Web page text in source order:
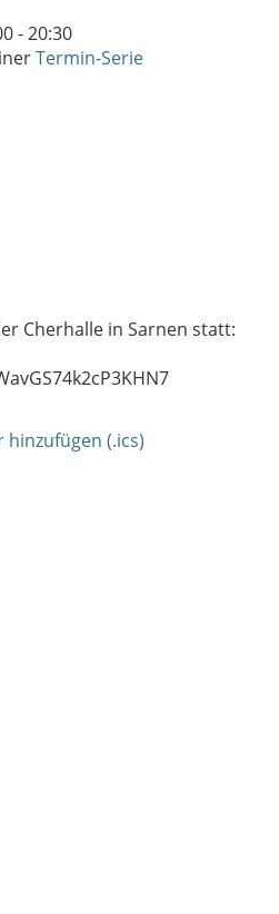
- 20:30
Termin-Serie
Cherhalle in Sarnen statt:
(.ics)